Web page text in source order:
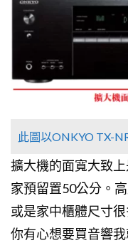
此圖以ONKYO TX-
擴大機的面寬大致
家預留置50公分。
或是家中櫃體尺寸
你有心想要買音響